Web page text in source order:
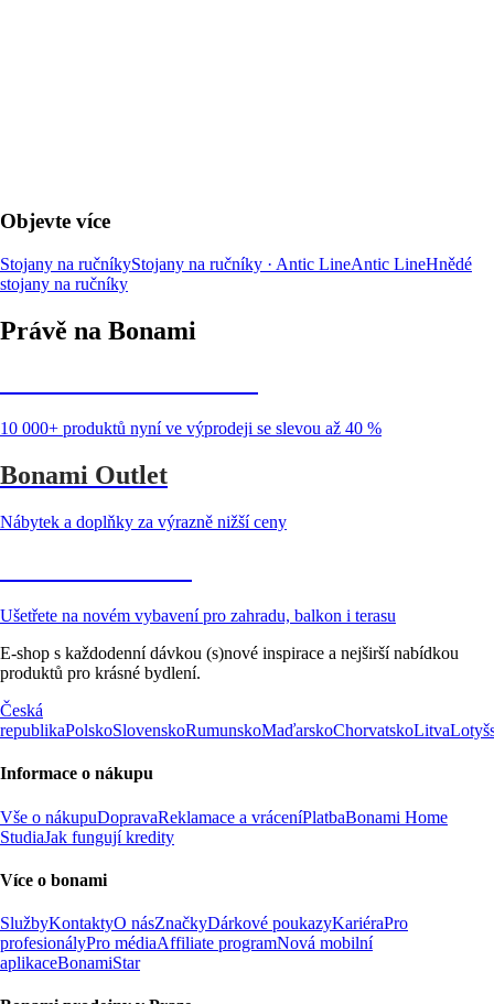
Objevte více
Stojany na ručníkyStojany na ručníky · Antic LineAntic LineHnědé
stojany na ručníky
Právě na Bonami
10 000+ produktů nyní ve výprodeji se slevou až 40 %
Bonami Outlet
Nábytek a doplňky za výrazně nižší ceny
Ušetřete na novém vybavení pro zahradu, balkon i terasu
E-shop s každodenní dávkou (s)nové inspirace a nejširší nabídkou
produktů pro krásné bydlení.
Česká
republikaPolskoSlovenskoRumunskoMaďarskoChorvatskoLitva
Informace o nákupu
Vše o nákupuDopravaReklamace a vráceníPlatbaBonami Home
StudiaJak fungují kredity
Více o bonami
SlužbyKontaktyO násZnačkyDárkové poukazyKariéraPro
profesionályPro médiaAffiliate programNová mobilní
aplikaceBonamiStar